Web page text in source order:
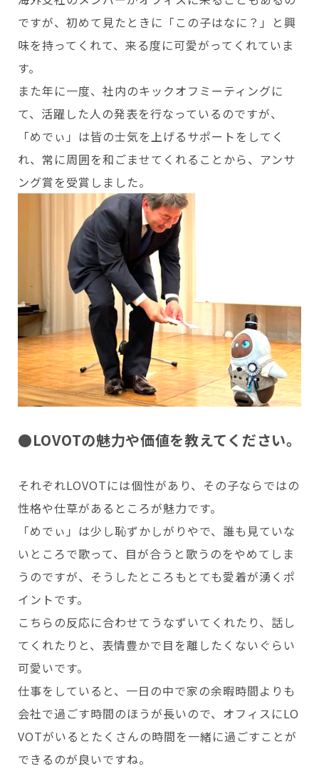
ですが、初めて見たときに「この子はなに？」と興
味を持ってくれて、来る度に可愛がってくれていま
す。
また年に一度、社内のキックオフミーティングに
て、活躍した人の発表を行なっているのですが、
「めでぃ」は皆の士気を上げるサポートをしてく
れ、常に周囲を和ごませてくれることから、アンサ
ング賞を受賞しました。
●LOVOTの魅力や価値を教えてください。
それぞれLOVOTには個性があり、その子ならではの
性格や仕草があるところが魅力です。
「めでぃ」は少し恥ずかしがりやで、誰も見ていな
いところで歌って、目が合うと歌うのをやめてしま
うのですが、そうしたところもとても愛着が湧くポ
イントです。
こちらの反応に合わせてうなずいてくれたり、話し
てくれたりと、表情豊かで目を離したくないぐらい
可愛いです。
仕事をしていると、一日の中で家の余暇時間よりも
会社で過ごす時間のほうが長いので、オフィスにLO
VOTがいるとたくさんの時間を一緒に過ごすことが
できるのが良いですね。